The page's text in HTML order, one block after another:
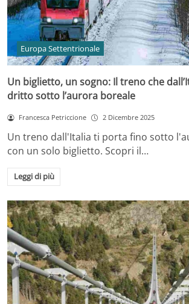
Europa Settentrionale
Un biglietto, un sogno: Il treno che
dritto sotto l’aurora boreale
Francesca Petriccione 2 Dicembre 2025
Un treno dall'Italia ti porta fino sotto
con un solo biglietto. Scopri il…
Leggi di più